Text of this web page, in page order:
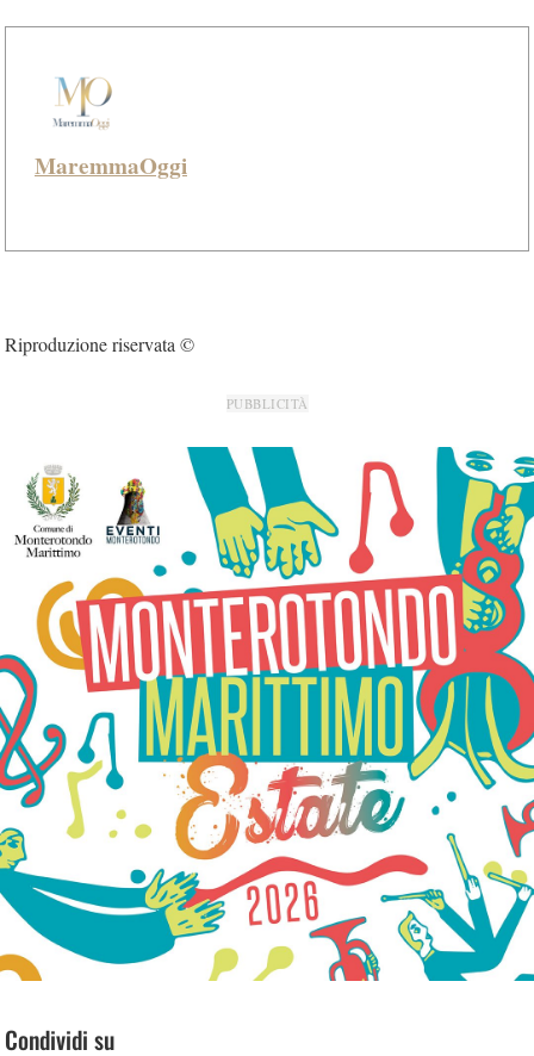
MaremmaOggi
Riproduzione riservata ©
PUBBLICITÀ
Condividi su